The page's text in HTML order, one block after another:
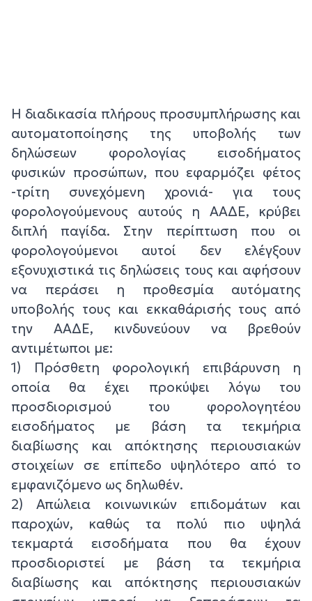
Η διαδικασία πλήρους προσυμπλήρωσης και
αυτοματοποίησης της υποβολής των
δηλώσεων φορολογίας εισοδήματος
φυσικών προσώπων, που εφαρμόζει φέτος
-τρίτη συνεχόμενη χρονιά- για τους
φορολογούμενους αυτούς η ΑΑΔΕ, κρύβει
διπλή παγίδα. Στην περίπτωση που οι
φορολογούμενοι αυτοί δεν ελέγξουν
εξονυχιστικά τις δηλώσεις τους και αφήσουν
να περάσει η προθεσμία αυτόματης
υποβολής τους και εκκαθάρισής τους από
την ΑΑΔΕ, κινδυνεύουν να βρεθούν
αντιμέτωποι με:
1) Πρόσθετη φορολογική επιβάρυνση η
οποία θα έχει προκύψει λόγω του
προσδιορισμού του φορολογητέου
εισοδήματος με βάση τα τεκμήρια
διαβίωσης και απόκτησης περιουσιακών
στοιχείων σε επίπεδο υψηλότερο από το
εμφανιζόμενο ως δηλωθέν.
2) Απώλεια κοινωνικών επιδομάτων και
παροχών, καθώς τα πολύ πιο υψηλά
τεκμαρτά εισοδήματα που θα έχουν
προσδιοριστεί με βάση τα τεκμήρια
διαβίωσης και απόκτησης περιουσιακών